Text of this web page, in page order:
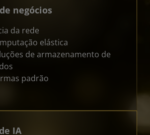
negócios
da rede
elástica
de armazenamento de
padrão
IA